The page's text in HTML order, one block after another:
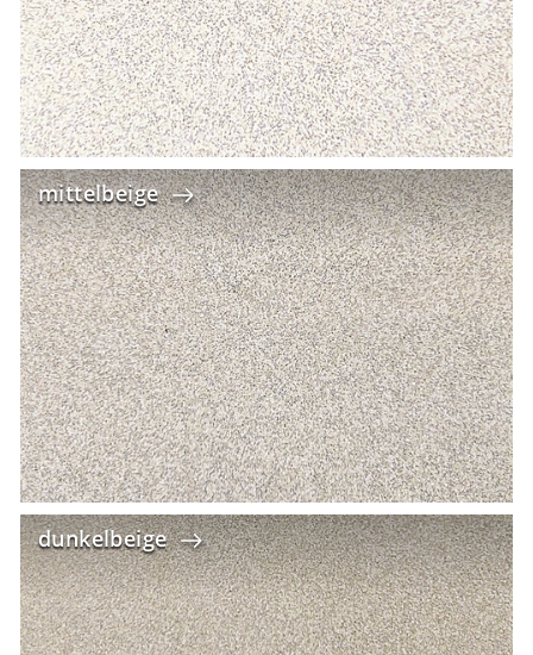
mittelbeige
dunkelbeige